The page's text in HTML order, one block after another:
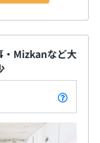
Mizkanなど大